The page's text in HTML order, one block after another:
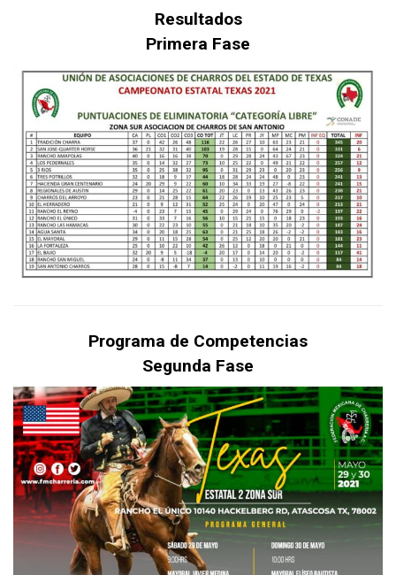
Resultados
Primera Fase
Programa de Competencias
Segunda Fase